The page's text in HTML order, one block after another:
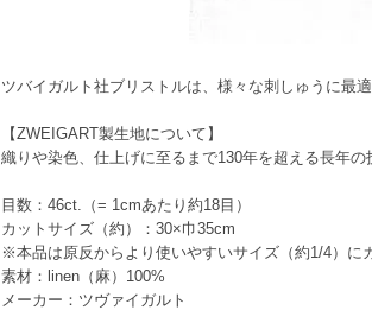
ツバイガルト社ブリストルは、様々な刺しゅうに最
【ZWEIGART製生地について】
織りや染色、仕上げに至るまで130年を超える長年
目数：46ct.（= 1cmあたり約18目）
カットサイズ（約）：30×巾35cm
※本品は原反からより使いやすいサイズ（約1/4）に
素材：linen（麻）100%
メーカー：ツヴァイガルト